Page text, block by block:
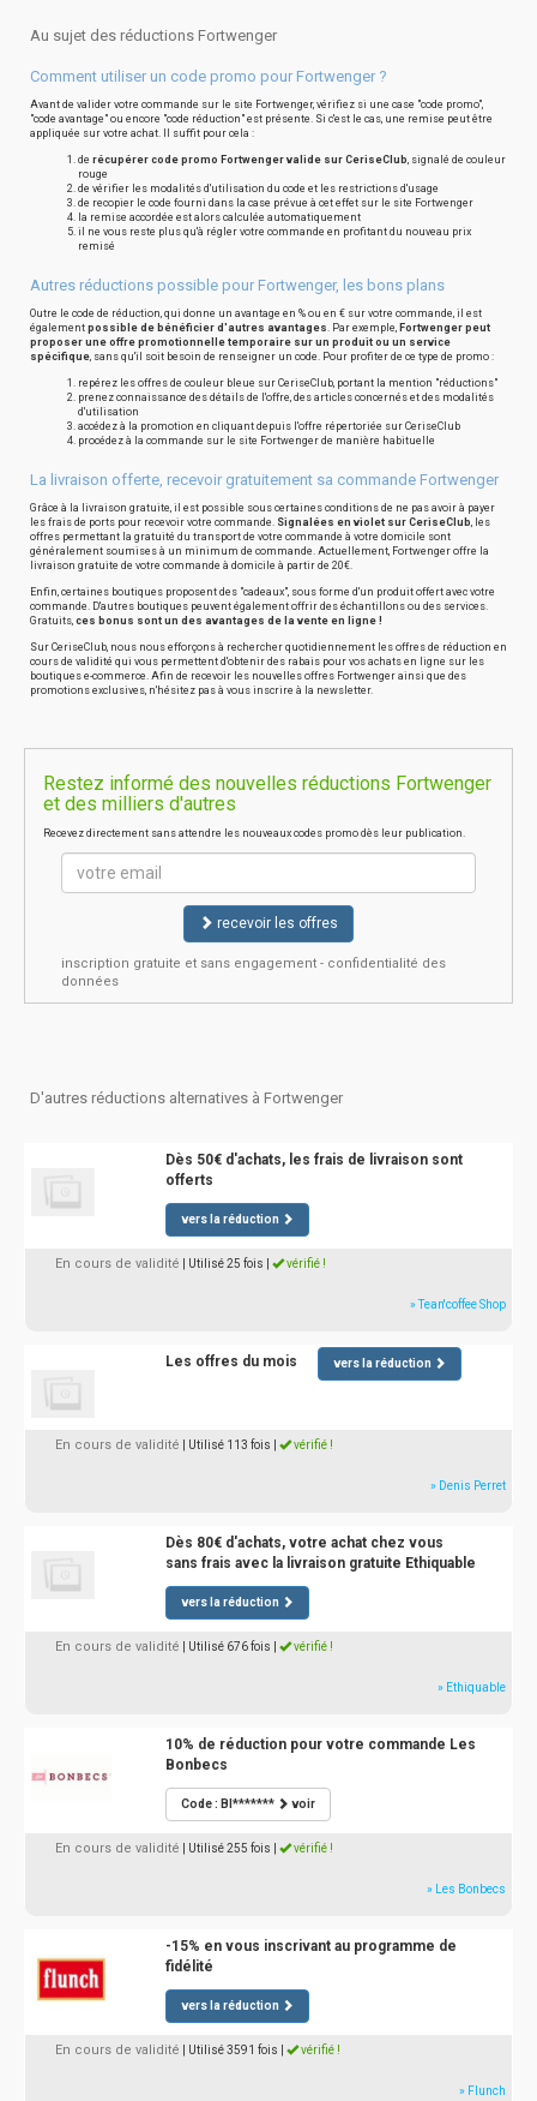
Au sujet des réductions Fortwenger
Comment utiliser un code promo pour Fortwenger ?
Avant de valider votre commande sur le site Fortwenger, vérifiez si une case "code promo",
"code avantage" ou encore "code réduction" est présente. Si c'est le cas, une remise peut être
appliquée sur votre achat. Il suffit pour cela :
de récupérer code promo Fortwenger valide sur CeriseClub, signalé de couleur
rouge
de vérifier les modalités d'utilisation du code et les restrictions d'usage
de recopier le code fourni dans la case prévue à cet effet sur le site Fortwenger
la remise accordée est alors calculée automatiquement
il ne vous reste plus qu'à régler votre commande en profitant du nouveau prix
remisé
Autres réductions possible pour Fortwenger, les bons plans
Outre le code de réduction, qui donne un avantage en % ou en € sur votre commande, il est
également possible de bénéficier d'autres avantages. Par exemple, Fortwenger peut
proposer une offre promotionnelle temporaire sur un produit ou un service
spécifique, sans qu'il soit besoin de renseigner un code. Pour profiter de ce type de promo :
repérez les offres de couleur bleue sur CeriseClub, portant la mention "réductions"
prenez connaissance des détails de l'offre, des articles concernés et des modalités
d'utilisation
accédez à la promotion en cliquant depuis l'offre répertoriée sur CeriseClub
procédez à la commande sur le site Fortwenger de manière habituelle
La livraison offerte, recevoir gratuitement sa commande Fortwenger
Grâce à la livraison gratuite, il est possible sous certaines conditions de ne pas avoir à payer
les frais de ports pour recevoir votre commande. Signalées en violet sur CeriseClub, les
offres permettant la gratuité du transport de votre commande à votre domicile sont
généralement soumises à un minimum de commande. Actuellement, Fortwenger offre la
livraison gratuite de votre commande à domicile à partir de 20€.
Enfin, certaines boutiques proposent des "cadeaux", sous forme d'un produit offert avec votre
commande. D'autres boutiques peuvent également offrir des échantillons ou des services.
Gratuits, ces bonus sont un des avantages de la vente en ligne !
Sur CeriseClub, nous nous efforçons à rechercher quotidiennement les offres de réduction en
cours de validité qui vous permettent d'obtenir des rabais pour vos achats en ligne sur les
boutiques e-commerce. Afin de recevoir les nouvelles offres Fortwenger ainsi que des
promotions exclusives, n'hésitez pas à vous inscrire à la newsletter.
Restez informé des nouvelles réductions Fortwenger
et des milliers d'autres
Recevez directement sans attendre les nouveaux codes promo dès leur publication.
recevoir les offres
inscription gratuite et sans engagement - confidentialité des
données
D'autres réductions alternatives à Fortwenger
Dès 50€ d'achats, les frais de livraison sont
offerts
vers la réduction
En cours de validité | Utilisé 25 fois vérifié !
» Tean'coffee Shop
Les offres du mois vers la réduction
En cours de validité | Utilisé 113 fois vérifié !
» Denis Perret
Dès 80€ d'achats, votre achat chez vous
sans frais avec la livraison gratuite Ethiquable
vers la réduction
En cours de validité | Utilisé 676 fois vérifié !
» Ethiquable
10% de réduction pour votre commande Les
Bonbecs
Code : BI******* voir
En cours de validité | Utilisé 255 fois vérifié !
» Les Bonbecs
-15% en vous inscrivant au programme de
fidélité
vers la réduction
En cours de validité | Utilisé 3591 fois vérifié !
» Flunch